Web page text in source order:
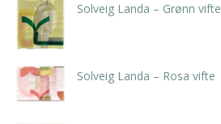
Solveig Landa – Grønn vifte
Solveig Landa – Rosa vifte